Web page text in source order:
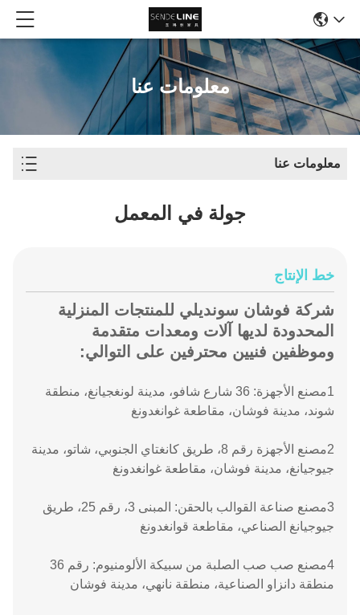
معلومات عنا
معلومات عنا
جولة في المعمل
خط الإنتاج
شركة فوشان سونديلي للمنتجات المنزلية
المحدودة لديها آلات ومعدات متقدمة
وموظفين فنيين محترفين على التوالي:
1مصنع الأجهزة: 36 شارع شافو، مدينة لونغجيانغ، منطقة
شوند، مدينة فوشان، مقاطعة غوانغدونغ
2مصنع الأجهزة رقم 8، طريق كانغتاي الجنوبي، شاتو، مدينة
جيوجيانغ، مدينة فوشان، مقاطعة غوانغدونغ
3مصنع صناعة القوالب بالحقن: المبنى 3، رقم 25، طريق
جيوجيانغ الصناعي، مقاطعة قوانغدونغ
4مصنع صب صب الصلبة من سبيكة الألومنيوم: رقم 36
منطقة دانزاو الصناعية، منطقة نانهي، مدينة فوشان